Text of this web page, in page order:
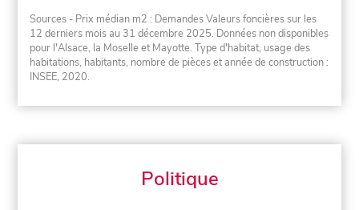
Sources - Prix médian m2 : Demandes Valeurs foncières sur les
12 derniers mois au 31 décembre 2025. Données non disponibles
pour l'Alsace, la Moselle et Mayotte. Type d'habitat, usage des
habitations, habitants, nombre de pièces et année de construction :
INSEE, 2020.
Politique